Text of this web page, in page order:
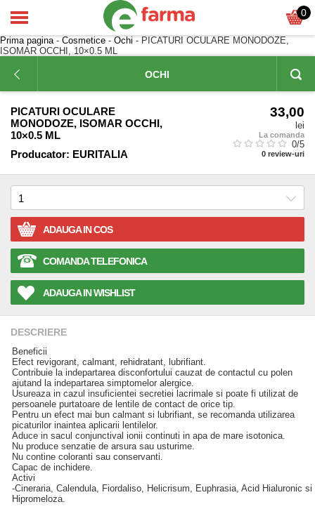
0
Prima pagina- Cosmetice - Ochi - PICATURI OCULARE MONODOZE,
ISOMAR OCCHI, 10×0.5 ML
OCHI
PICATURI OCULARE
MONODOZE, ISOMAR OCCHI,
10×0.5 ML
Producator: EURITALIA
33,00
lei
La comanda
0/5
0 review-uri
ADAUGA IN COS
COMANDA TELEFONICA
ADAUGA IN WISHLIST
DESCRIERE
Beneficii
Efect revigorant, calmant, rehidratant, lubrifiant.
Contribuie la indepartarea disconfortului cauzat de contactul cu polen
ajutand la indepartarea simptomelor alergice.
Usureaza in cazul insuficientei secretiei lacrimale si poate fi utilizat de
persoanele purtatoare de lentile de contact de orice tip.
Pentru un efect mai bun calmant si lubrifiant, se recomanda utilizarea
picaturilor inaintea aplicarii lentilelor.
Aduce in sacul conjunctival ionii continuti in apa de mare isotonica.
Nu produce senzatie de arsura sau usturime.
Nu contine coloranti sau conservanti.
Capac de inchidere.
Activi
-Cineraria, Calendula, Fiordaliso, Helicrisum, Euphrasia, Acid Hialuronic si
Hipromeloza.